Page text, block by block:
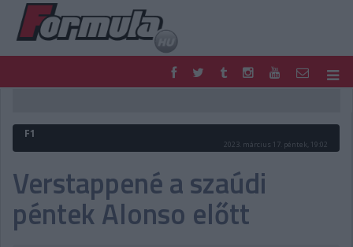
FORMULA
MOTOR
PODCAST
SHOP
TIPPJÁTÉK
DIGITÁLIS MAGAZIN
PONTÁLLÁSOK
F1
2023. március 17. péntek, 19:02
Verstappené a szaúdi
péntek Alonso előtt